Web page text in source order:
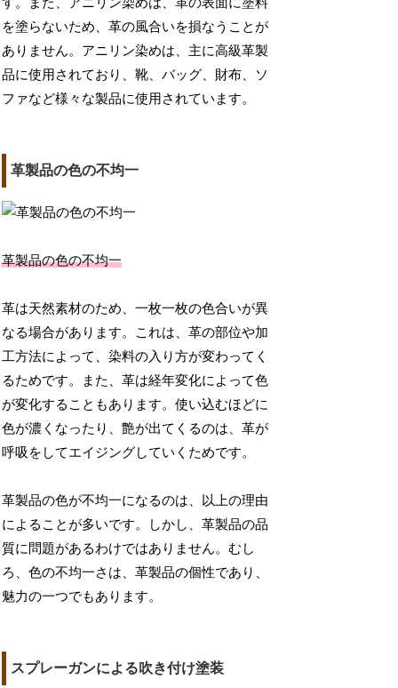
す。また、アニリン染めは、革の表面に塗料
を塗らないため、革の風合いを損なうことが
ありません。アニリン染めは、主に高級革製
品に使用されており、靴、バッグ、財布、ソ
ファなど様々な製品に使用されています。
革製品の色の不均一
革製品の色の不均一
革は天然素材のため、一枚一枚の色合いが異
なる場合があります。これは、革の部位や加
工方法によって、染料の入り方が変わってく
るためです。また、革は経年変化によって色
が変化することもあります。使い込むほどに
色が濃くなったり、艶が出てくるのは、革が
呼吸をしてエイジングしていくためです。
革製品の色が不均一になるのは、以上の理由
によることが多いです。しかし、革製品の品
質に問題があるわけではありません。むし
ろ、色の不均一さは、革製品の個性であり、
魅力の一つでもあります。
スプレーガンによる吹き付け塗装